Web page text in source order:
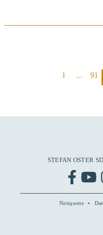
1 ... 91
STEFAN OSTER
Netiquette